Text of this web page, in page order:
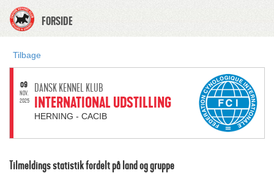
FORSIDE
Tilbage
09
NOV.
2025
DANSK KENNEL KLUB
INTERNATIONAL UDSTILLING
HERNING - CACIB
Tilmeldings statistik fordelt på land og gruppe